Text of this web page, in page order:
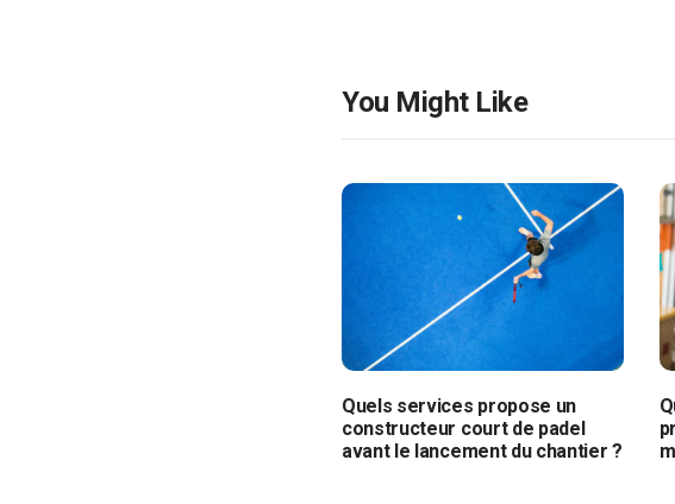
You Might Like
Quels services propose un
constructeur court de padel
avant le lancement du chantier ?